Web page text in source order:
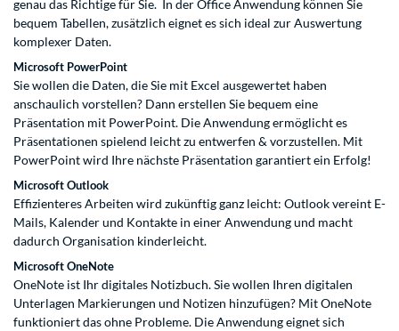
genau das Richtige für Sie. In der Office Anwendung können Sie
bequem Tabellen, zusätzlich eignet es sich ideal zur Auswertung
komplexer Daten.
Microsoft PowerPoint
Sie wollen die Daten, die Sie mit Excel ausgewertet haben
anschaulich vorstellen? Dann erstellen Sie bequem eine
Präsentation mit PowerPoint. Die Anwendung ermöglicht es
Präsentationen spielend leicht zu entwerfen & vorzustellen. Mit
PowerPoint wird Ihre nächste Präsentation garantiert ein Erfolg!
Microsoft Outlook
Effizienteres Arbeiten wird zukünftig ganz leicht: Outlook vereint E-
Mails, Kalender und Kontakte in einer Anwendung und macht
dadurch Organisation kinderleicht.
Microsoft OneNote
OneNote ist Ihr digitales Notizbuch. Sie wollen Ihren digitalen
Unterlagen Markierungen und Notizen hinzufügen? Mit OneNote
funktioniert das ohne Probleme. Die Anwendung eignet sich